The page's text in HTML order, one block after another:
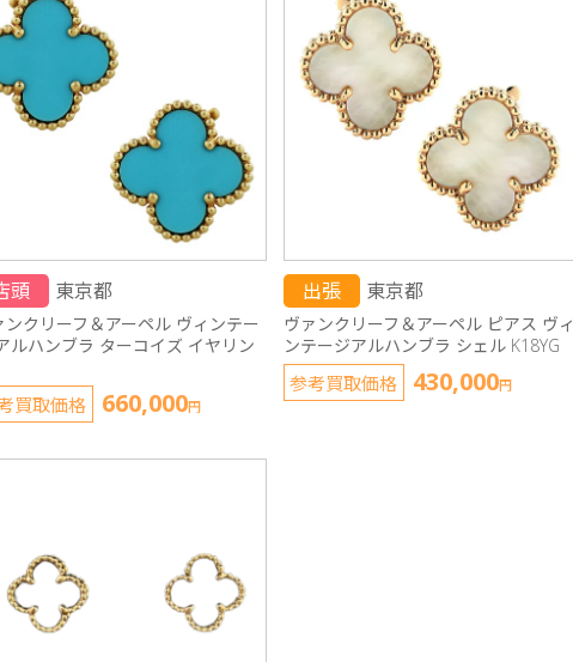
頭 東京都
ンクリーフ＆アーペル ヴィンテー
ルハンブラ ターコイズ イヤリン
買取価格 660,000円
出張 東京都
ヴァンクリーフ＆アーペル ピアス ヴィ
ンテージアルハンブラ シェル K18YG
参考買取価格 430,000円